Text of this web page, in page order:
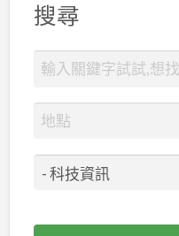
搜尋